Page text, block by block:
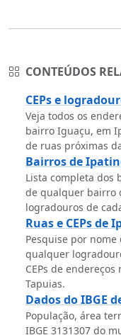
CONTEÚDOS
CEPs e
Veja todos os
bairro Iguaçu, em
de ruas próximas
Bairros de
Lista completa dos
de qualquer bairro
logradouros de
Ruas e CEPs de
Pesquise por
qualquer
CEPs de
Tapuias.
Dados do IBGE
População, área
IBGE 3131307 do